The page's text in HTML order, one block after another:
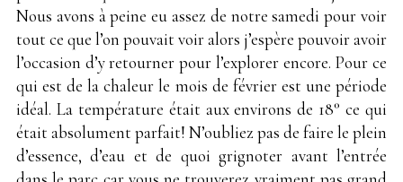
Nous avons à peine eu assez de notre samedi pour voir
tout ce que l’on pouvait voir alors j’espère pouvoir avoir
l’occasion d’y retourner pour l’explorer encore. Pour ce
qui est de la chaleur le mois de février est une période
idéal. La température était aux environs de 18° ce qui
était absolument parfait! N’oubliez pas de faire le plein
d’essence, d’eau et de quoi grignoter avant l’entrée